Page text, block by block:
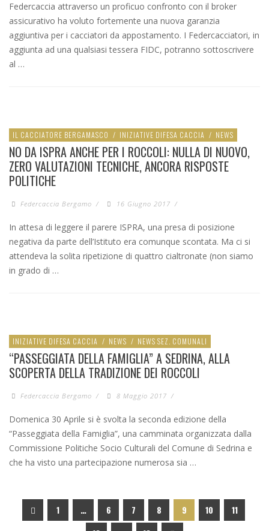
Federcaccia attraverso un proficuo confronto con il broker
assicurativo ha voluto fortemente una nuova garanzia
aggiuntiva per i cacciatori da appostamento. I Federcacciatori, in
aggiunta ad una qualsiasi tessera FIDC, potranno sottoscrivere
al …
IL CACCIATORE BERGAMASCO / INIZIATIVE DIFESA CACCIA / NEWS
NO DA ISPRA ANCHE PER I ROCCOLI: NULLA DI NUOVO,
ZERO VALUTAZIONI TECNICHE, ANCORA RISPOSTE
POLITICHE
Federcaccia Bergamo / 16 Giugno 2017 /
In attesa di leggere il parere ISPRA, una presa di posizione
negativa da parte dell’Istituto era comunque scontata. Ma ci si
attendeva la solita ripetizione di quattro cialtronate (non siamo
in grado di …
INIZIATIVE DIFESA CACCIA / NEWS / NEWS SEZ. COMUNALI
“PASSEGGIATA DELLA FAMIGLIA” A SEDRINA, ALLA
SCOPERTA DELLA TRADIZIONE DEI ROCCOLI
Federcaccia Bergamo / 8 Maggio 2017 /
Domenica 30 Aprile si è svolta la seconda edizione della
“Passeggiata della Famiglia”, una camminata organizzata dalla
Commissione Politiche Socio Culturali del Comune di Sedrina e
che ha visto una partecipazione numerosa sia …
1 … 6 7 8 9 10
11